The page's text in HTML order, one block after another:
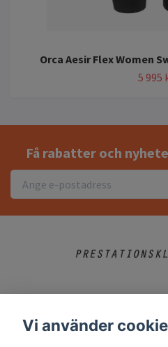
Orca Aesir Flex Women
5 995
Få rabatter och
Vi använder